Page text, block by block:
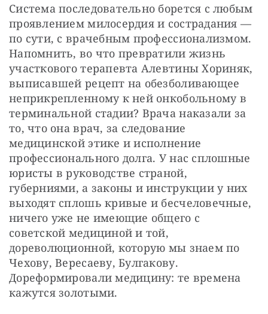
Система последовательно борется с любым
проявлением милосердия и сострадания —
по сути, с врачебным профессионализмом.
Напомнить, во что превратили жизнь
участкового терапевта Алевтины Хориняк,
выписавшей рецепт на обезболивающее
неприкрепленному к ней онкобольному в
терминальной стадии? Врача наказали за
то, что она врач, за следование
медицинской этике и исполнение
профессионального долга. У нас сплошные
юристы в руководстве страной,
губерниями, а законы и инструкции у них
выходят сплошь кривые и бесчеловечные,
ничего уже не имеющие общего с
советской медициной и той,
дореволюционной, которую мы знаем по
Чехову, Вересаеву, Булгакову.
Дореформировали медицину: те времена
кажутся золотыми.